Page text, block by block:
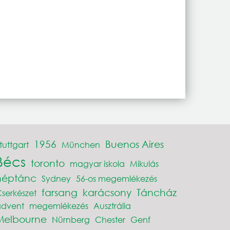
1956 München Buenos Aires
toronto magyar iskola Mikulás
Sydney 56-os megemlékezés
farsang karácsony Táncház
megemlékezés Ausztrália
Nürnberg Chester Genf